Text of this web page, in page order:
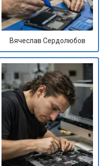
Вячеслав Сердолюбов